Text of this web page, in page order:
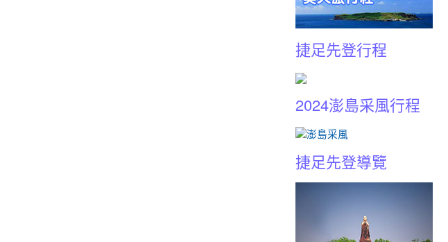
捷足先登行程
2024澎島采風行程
捷足先登導覽